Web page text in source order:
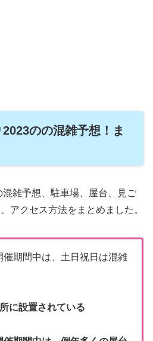
のの混雑予想！ま
雑予想、駐車場、屋台、見ご
アクセス方法をまとめました。
期間中は、土日祝日は混雑
に設置されている